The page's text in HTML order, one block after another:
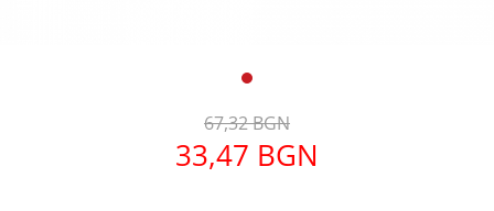
67,32 BGN
33,47 BGN